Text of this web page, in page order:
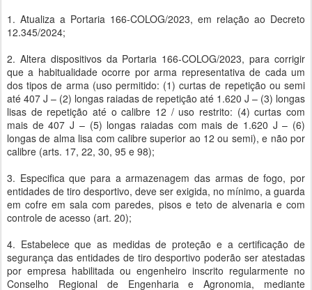
1. Atualiza a Portaria 166-COLOG/2023, em relação ao Decreto
12.345/2024;
2. Altera dispositivos da Portaria 166-COLOG/2023, para corrigir
que a habitualidade ocorre por arma representativa de cada um
dos tipos de arma (uso permitido: (1) curtas de repetição ou semi
até 407 J – (2) longas raiadas de repetição até 1.620 J – (3) longas
lisas de repetição até o calibre 12 / uso restrito: (4) curtas com
mais de 407 J – (5) longas raiadas com mais de 1.620 J – (6)
longas de alma lisa com calibre superior ao 12 ou semi), e não por
calibre (arts. 17, 22, 30, 95 e 98);
3. Especifica que para a armazenagem das armas de fogo, por
entidades de tiro desportivo, deve ser exigida, no mínimo, a guarda
em cofre em sala com paredes, pisos e teto de alvenaria e com
controle de acesso (art. 20);
4. Estabelece que as medidas de proteção e a certificação de
segurança das entidades de tiro desportivo poderão ser atestadas
por empresa habilitada ou engenheiro inscrito regularmente no
Conselho Regional de Engenharia e Agronomia, mediante